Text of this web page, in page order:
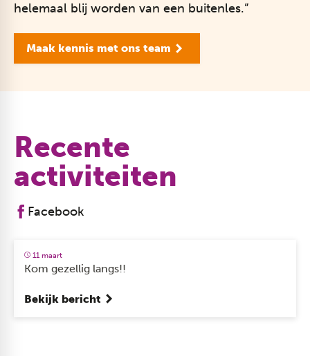
helemaal blij worden van een buitenles.”
Maak kennis met ons team
Recente
activiteiten
Facebook
11 maart
Kom gezellig langs!!
Bekijk bericht